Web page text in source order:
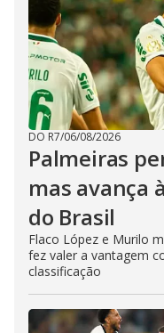
DO R7/06/08/2026
Palmeiras
mas avança
do Brasil
Flaco López e Murilo
fez valer a vantagem
classificação